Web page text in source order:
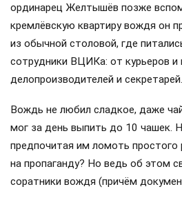
ординарец Желтышёв позже
кремлёвскую квартиру вождя он
из обычной столовой, где
сотрудники ВЦИКа: от курьеров
делопроизводителей и секретарей.
Вождь не любил сладкое, даже
мог за день выпить до 10 чашек.
предпочитая им ломоть
на пропаганду? Но ведь об этом
соратники вождя (причём